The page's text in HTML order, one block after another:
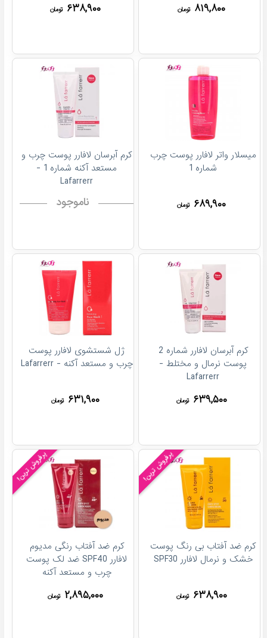
۸۱۹,۸۰۰ تومان ۶۳۸,۹۰۰ تومان
میسلار واتر لافارر پوست چرب
شماره 1
۶۸۹,۹۰۰ تومان
کرم آبرسان لافارر پوست چرب و
مستعد آکنه شماره 1 -
Lafarrerr
ناموجود
کرم آبرسان لافارر شماره 2
پوست نرمال و مختلط -
Lafarrerr
۶۳۹,۵۰۰ تومان
ژل شستشوی لافارر پوست
چرب و مستعد آکنه - Lafarrerr
۶۳۱,۹۰۰ تومان
پرفروش ترین!
کرم ضد آفتاب بی رنگ پوست
خشک و نرمال لافارر SPF30
۶۳۸,۹۰۰ تومان
پرفروش ترین!
کرم ضد آفتاب رنگی مدیوم
لافارر SPF40 ضد لک پوست
چرب و مستعد آکنه
۲,۸۹۵,۰۰۰ تومان